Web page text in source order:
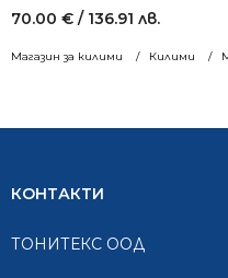
Магазин за килими Килими
70.00 € / 136.91 лв.
КОНТАКТИ
ТОНИТЕКС ООД